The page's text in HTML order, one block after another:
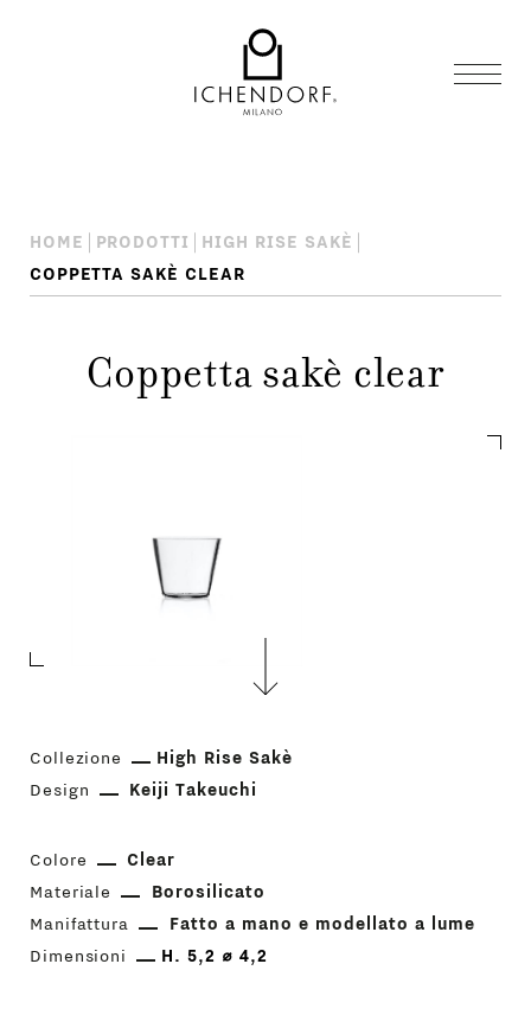
HOME PRODOTTI
HIGH RISE SAKÈ
COPPETTA SAKÈ CLEAR
Coppetta sakè clear
Collezione
High Rise Sakè
Design
Keiji Takeuchi
Colore
Clear
Materiale
Borosilicato
Manifattura
Fatto a mano e modellato a lume
Dimensioni
H. 5,2 ⌀ 4,2